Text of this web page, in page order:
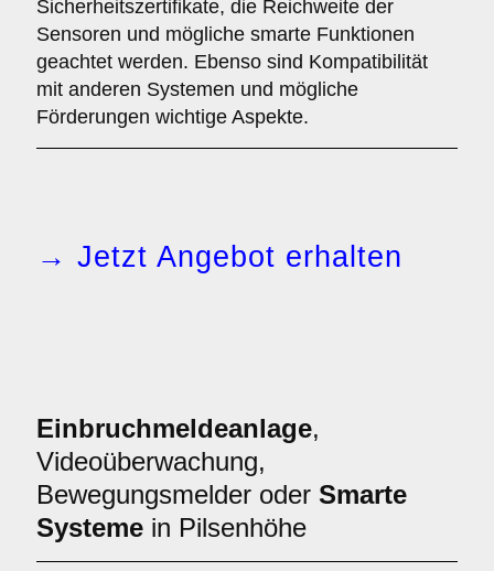
Sicherheitszertifikate, die Reichweite der
Sensoren und mögliche smarte Funktionen
geachtet werden. Ebenso sind Kompatibilität
mit anderen Systemen und mögliche
Förderungen wichtige Aspekte.
→ Jetzt Angebot erhalten
Einbruchmeldeanlage,
Videoüberwachung,
Bewegungsmelder oder Smarte
Systeme in Pilsenhöhe